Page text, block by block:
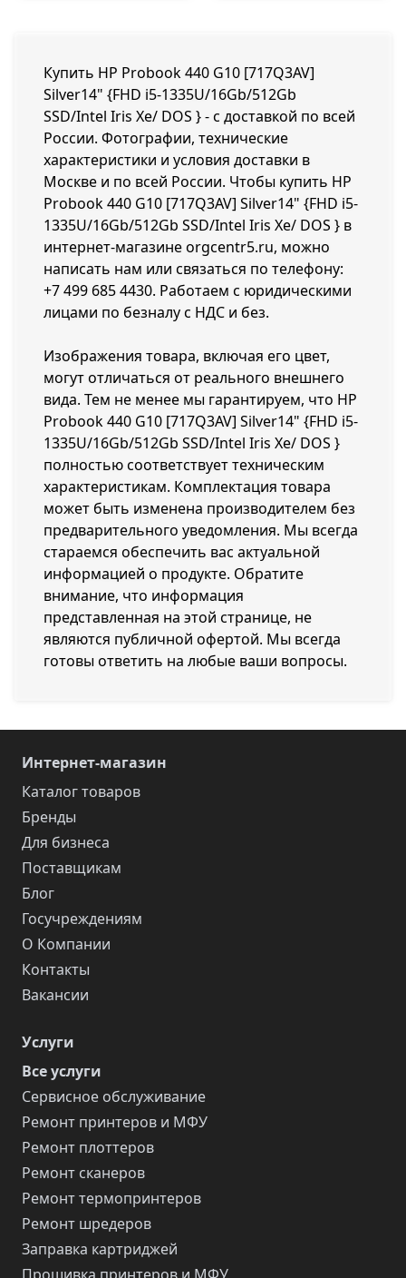
Купить HP Probook 440 G10 [717Q3AV]
Silver14" {FHD i5-1335U/16Gb/512Gb
SSD/Intel Iris Xe/ DOS } - с доставкой по всей
России. Фотографии, технические
характеристики и условия доставки в
Москве и по всей России. Чтобы купить HP
Probook 440 G10 [717Q3AV] Silver14" {FHD i5-
1335U/16Gb/512Gb SSD/Intel Iris Xe/ DOS } в
интернет-магазине orgcentr5.ru, можно
написать нам или связаться по телефону:
+7 499 685 4430. Работаем с юридическими
лицами по безналу с НДС и без.
Изображения товара, включая его цвет,
могут отличаться от реального внешнего
вида. Тем не менее мы гарантируем, что HP
Probook 440 G10 [717Q3AV] Silver14" {FHD i5-
1335U/16Gb/512Gb SSD/Intel Iris Xe/ DOS }
полностью соответствует техническим
характеристикам. Комплектация товара
может быть изменена производителем без
предварительного уведомления. Мы всегда
стараемся обеспечить вас актуальной
информацией о продукте. Обратите
внимание, что информация
представленная на этой странице, не
являются публичной офертой. Мы всегда
готовы ответить на любые ваши вопросы.
Интернет-магазин
Каталог товаров
Бренды
Для бизнеса
Поставщикам
Блог
Госучреждениям
О Компании
Контакты
Вакансии
Услуги
Все услуги
Сервисное обслуживание
Ремонт принтеров и МФУ
Ремонт плоттеров
Ремонт сканеров
Ремонт термопринтеров
Ремонт шредеров
Заправка картриджей